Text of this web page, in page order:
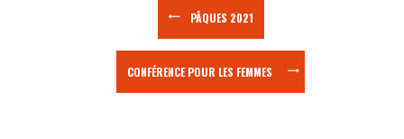
PÂQUES 2021
CONFÉRENCE POUR LES FEMMES